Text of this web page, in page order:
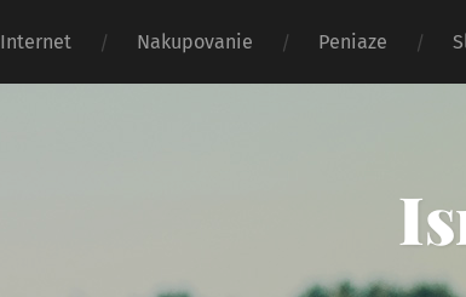
Internet Nakupovanie Peniaze